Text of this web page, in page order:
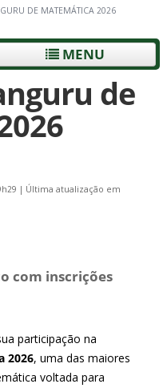
DE MATEMÁTICA 2026
MENU
de
| Última atualização em
com inscrições
participação na
2026, uma das maiores
voltada para